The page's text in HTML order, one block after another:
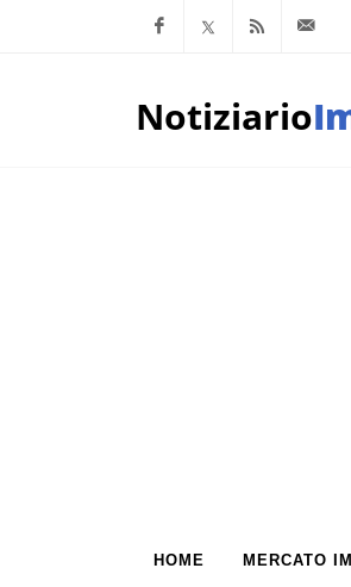
Facebook
x.com Feed
Notiziario
HOME MERCATO